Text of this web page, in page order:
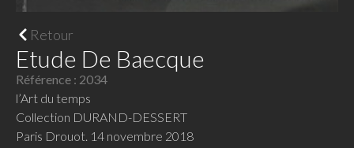
Retour
Etude De Baecque
Référence : 2034
l’Art du temps
Collection DURAND-DESSERT
Paris Drouot. 14 novembre 2018